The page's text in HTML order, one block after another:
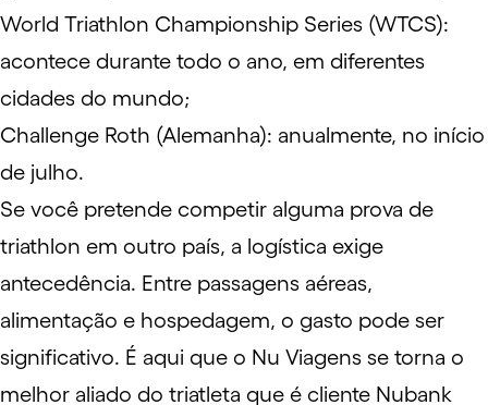
World Triathlon Championship Series (WTCS):
acontece durante todo o ano, em diferentes
cidades do mundo;
Challenge Roth (Alemanha): anualmente, no início
de julho.
Se você pretende competir alguma prova de
triathlon em outro país, a logística exige
antecedência. Entre passagens aéreas,
alimentação e hospedagem, o gasto pode ser
significativo. É aqui que o Nu Viagens se torna o
melhor aliado do triatleta que é cliente Nubank